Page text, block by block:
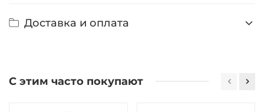
Доставка и оплата
С этим часто покупают